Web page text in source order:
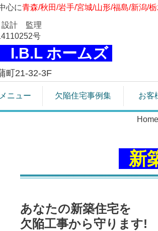
心に青森/秋田/岩手/宮城/山形/福島/新潟/
設計 監理
号
I.B.L ホームズ
町21-32-3F
ニュー 欠陥住宅事例集 お客
新
あなたの新築住宅を
欠陥工事から守ります!